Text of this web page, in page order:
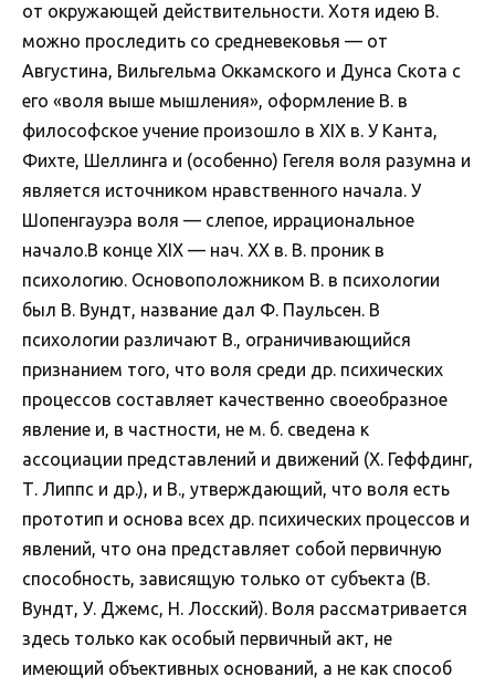
от окружающей действительности. Хотя идею В.
можно проследить со средневековья — от
Августина, Вильгельма Оккамского и Дунса Скота с
его «воля выше мышления», оформление В. в
философское учение произошло в XIX в. У Канта,
Фихте, Шеллинга и (особенно) Гегеля воля разумна и
является источником нравственного начала. У
Шопенгауэра воля — слепое, иррациональное
начало.В конце XIX — нач. XX в. В. проник в
психологию. Основоположником В. в психологии
был В. Вундт, название дал Ф. Паульсен. В
психологии различают В., ограничивающийся
признанием того, что воля среди др. психических
процессов составляет качественно своеобразное
явление и, в частности, не м. б. сведена к
ассоциации представлений и движений (Х. Геффдинг,
Т. Липпс и др.), и В., утверждающий, что воля есть
прототип и основа всех др. психических процессов и
явлений, что она представляет собой первичную
способность, зависящую только от субъекта (В.
Вундт, У. Джемс, Н. Лосский). Воля рассматривается
здесь только как особый первичный акт, не
имеющий объективных оснований, а не как способ